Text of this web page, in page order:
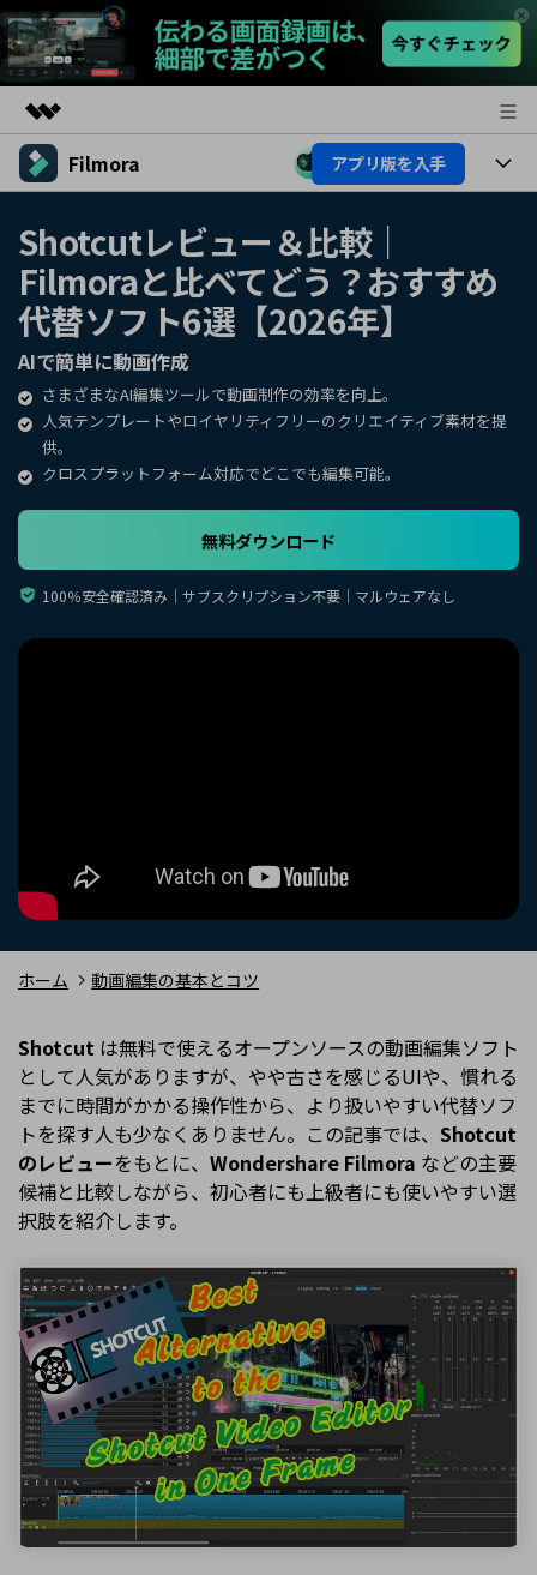
製品
ユーティリティ
法人・教育・パートナー
概要
ソリューション
企業情報
プラン＆価格
サポート
Filmora アプリ版を入手
製品
プラットフォーム
製品機能
AI機能
AI機能
AIヒント
活用法
Filmoraのユーザー層
ビデオソリューション
動画編集関連知識
動画編集のコツ
サポート
カスタマーサポート
検索
Shotcutレビュー＆比較｜
Filmoraと比べてどう？おすすめ
代替ソフト6選【2026年】
AIで簡単に動画作成
さまざまなAI編集ツールで動画制作の効率を向上。
人気テンプレートやロイヤリティフリーのクリエイティブ素材を提
供。
クロスプラットフォーム対応でどこでも編集可能。
無料ダウンロード
100％安全確認済み｜サブスクリプション不要｜マルウェアなし
ホーム 動画編集の基本とコツ
Shotcut は無料で使えるオープンソースの動画編集ソフト
として人気がありますが、やや古さを感じるUIや、慣れる
までに時間がかかる操作性から、より扱いやすい代替ソフ
トを探す人も少なくありません。この記事では、 Shotcut
のレビューをもとに、 Wondershare Filmora などの主要
候補と比較しながら、初心者にも上級者にも使いやすい選
択肢を紹介します。